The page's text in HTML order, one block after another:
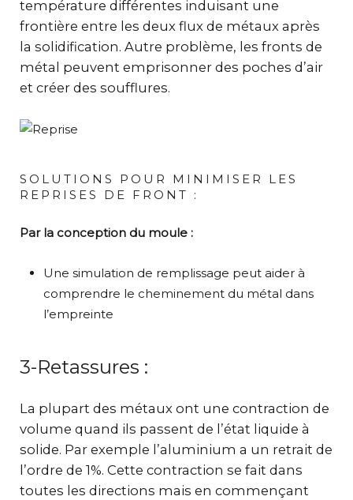
température différentes induisant une
frontière entre les deux flux de métaux après
la solidification. Autre problème, les fronts de
métal peuvent emprisonner des poches d’air
et créer des soufflures.
SOLUTIONS POUR MINIMISER LES
REPRISES DE FRONT :
Par la conception du moule :
Une simulation de remplissage peut aider à
comprendre le cheminement du métal dans
l’empreinte
3-Retassures :
La plupart des métaux ont une contraction de
volume quand ils passent de l’état liquide à
solide. Par exemple l’aluminium a un retrait de
l’ordre de 1%. Cette contraction se fait dans
toutes les directions mais en commençant